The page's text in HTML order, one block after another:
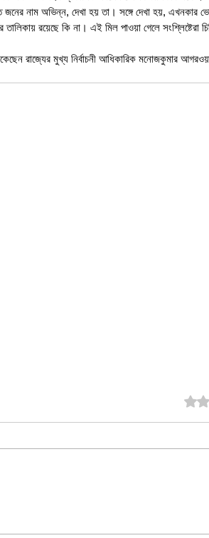
জনের নাম অভিন্ন, দেখা হয় তা। সঙ্গে দেখা হয়, এখনকার
রয়েছে কি না। এই মিল পাওয়া গেলে সংশ্লিষ্টেরা
রাজ্যের মুখ্য নির্বাচনী আধিকারিক মনোজকুমার
সম্পূর্ণ